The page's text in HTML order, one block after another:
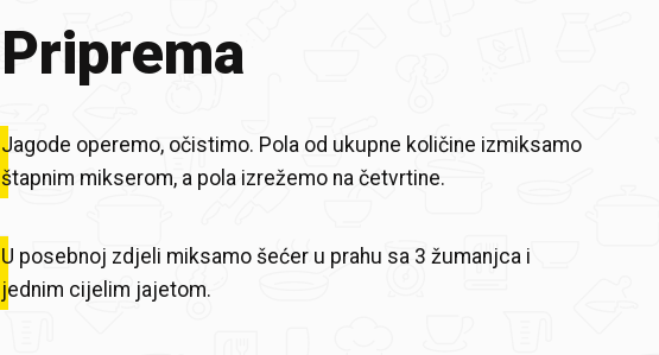
Priprema
Jagode operemo, očistimo. Pola od ukupne količine izmiksamo
štapnim mikserom, a pola izrežemo na četvrtine.
U posebnoj zdjeli miksamo šećer u prahu sa 3 žumanjca i
jednim cijelim jajetom.